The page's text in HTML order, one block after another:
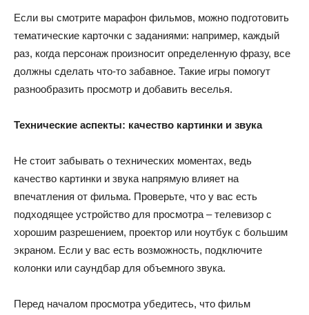
Если вы смотрите марафон фильмов, можно подготовить
тематические карточки с заданиями: например, каждый
раз, когда персонаж произносит определенную фразу, все
должны сделать что-то забавное. Такие игры помогут
разнообразить просмотр и добавить веселья.
Технические аспекты: качество картинки и звука
Не стоит забывать о технических моментах, ведь
качество картинки и звука напрямую влияет на
впечатления от фильма. Проверьте, что у вас есть
подходящее устройство для просмотра – телевизор с
хорошим разрешением, проектор или ноутбук с большим
экраном. Если у вас есть возможность, подключите
колонки или саундбар для объемного звука.
Перед началом просмотра убедитесь, что фильм